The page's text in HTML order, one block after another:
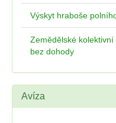
Výskyt hraboše
Zemědělské
bez dohody
Avíza